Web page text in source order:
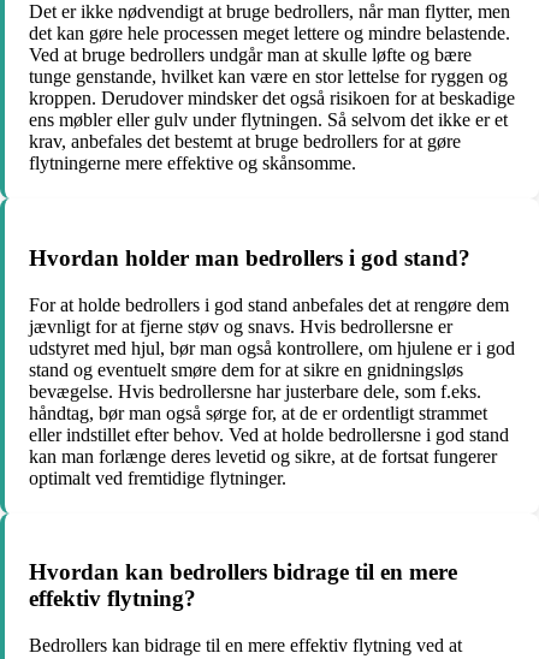
Det er ikke nødvendigt at bruge bedrollers, når man flytter, men
det kan gøre hele processen meget lettere og mindre belastende.
Ved at bruge bedrollers undgår man at skulle løfte og bære
tunge genstande, hvilket kan være en stor lettelse for ryggen og
kroppen. Derudover mindsker det også risikoen for at beskadige
ens møbler eller gulv under flytningen. Så selvom det ikke er et
krav, anbefales det bestemt at bruge bedrollers for at gøre
flytningerne mere effektive og skånsomme.
Hvordan holder man bedrollers i god stand?
For at holde bedrollers i god stand anbefales det at rengøre dem
jævnligt for at fjerne støv og snavs. Hvis bedrollersne er
udstyret med hjul, bør man også kontrollere, om hjulene er i god
stand og eventuelt smøre dem for at sikre en gnidningsløs
bevægelse. Hvis bedrollersne har justerbare dele, som f.eks.
håndtag, bør man også sørge for, at de er ordentligt strammet
eller indstillet efter behov. Ved at holde bedrollersne i god stand
kan man forlænge deres levetid og sikre, at de fortsat fungerer
optimalt ved fremtidige flytninger.
Hvordan kan bedrollers bidrage til en mere
effektiv flytning?
Bedrollers kan bidrage til en mere effektiv flytning ved at